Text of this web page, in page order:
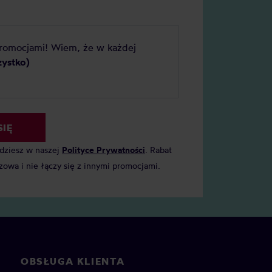
Wiem, że w każdej
w naszej Polityce Prywatności . Rabat
i nie łączy się z innymi promocjami.
OBSŁUGA KLIENTA